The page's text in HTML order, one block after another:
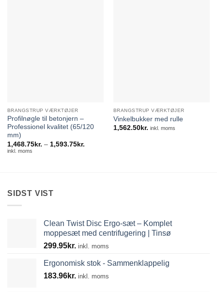
BRANGSTRUP VÆRKTØJER
Profilnøgle til betonjern –
Professionel kvalitet (65/120
mm)
1,468.75kr. – 1,593.75kr.
inkl. moms
BRANGSTRUP VÆRKTØJER
Vinkelbukker med rulle
1,562.50kr. inkl. moms
SIDST VIST
Clean Twist Disc Ergo-sæt – Komplet
moppesæt med centrifugering | Tinsø
299.95kr. inkl. moms
Ergonomisk stok - Sammenklappelig
183.96kr. inkl. moms